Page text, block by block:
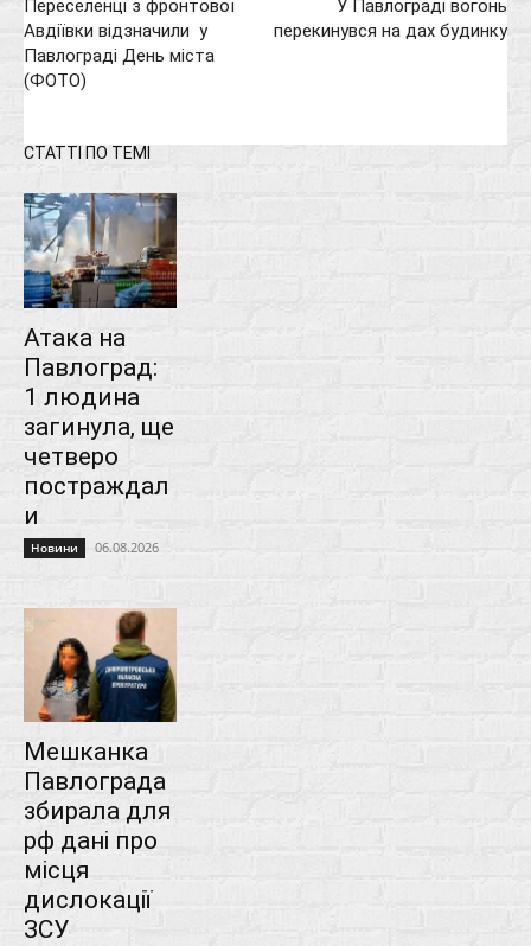
Переселенці з фронтової
Авдіївки відзначили у
Павлограді День міста
(ФОТО)
У Павлограді вогонь
перекинувся на дах будинку
СТАТТІ ПО ТЕМІ
Атака на
Павлоград:
1 людина
загинула, ще
четверо
постраждал
и
Новини 06.08.2026
Мешканка
Павлограда
збирала для
рф дані про
місця
дислокації
ЗСУ